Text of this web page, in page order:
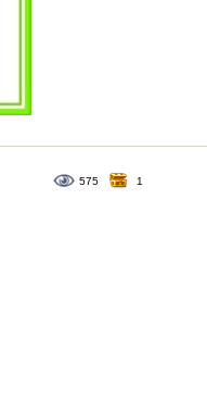
575 1